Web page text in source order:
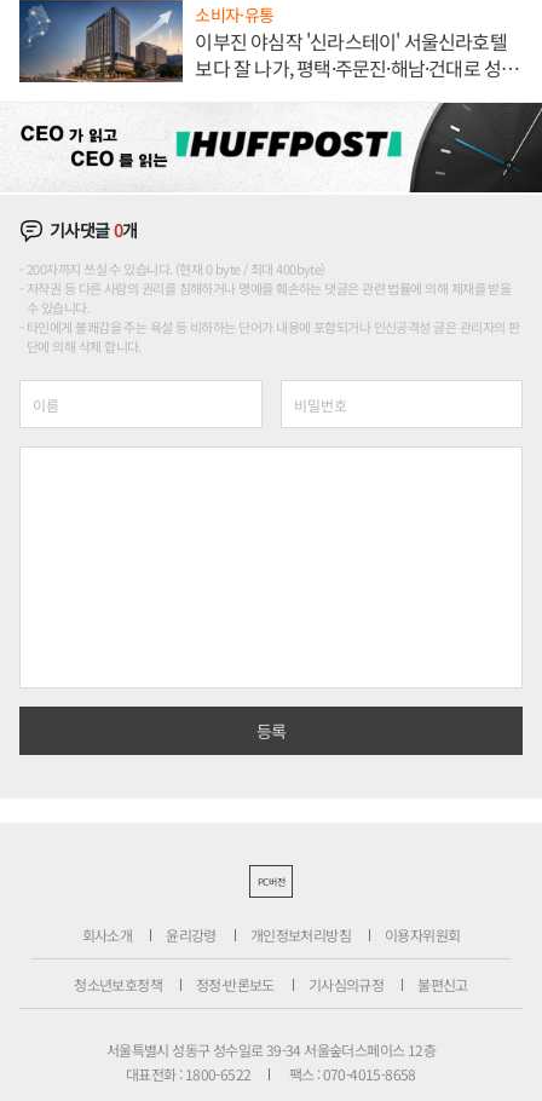
소비자·유통
이부진 야심작 '신라스테이' 서울신라호텔
보다 잘 나가, 평택·주문진·해남·건대로 성
기사댓글0개
200자까지 쓰실 수 있습니다. (현재 0 byte / 최대 400byte)
저작권 등 다른 사람의 권리를 침해하거나 명예를 훼손하는 댓글은 관련 법률에 의해 제재를 받을
수 있습니다.
타인에게 불쾌감을 주는 욕설 등 비하하는 단어가 내용에 포함되거나 인신공격성 글은 관리자의 판
단에 의해 삭제 합니다.
PC버전
회사소개 윤리강령 개인정보처리방침 이용자위원회
청소년보호정책 정정·반론보도 기사심의규정 불편신고
서울특별시 성동구 성수일로 39-34 서울숲더스페이스 12층
대표전화 : 1800-6522
팩스 : 070-4015-8658